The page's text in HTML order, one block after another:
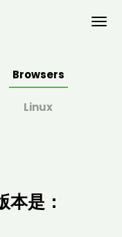
Browsers
Linux
本是：